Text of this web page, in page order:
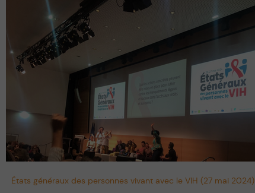
États généraux des personnes vivant avec le VIH (27 mai 2024)